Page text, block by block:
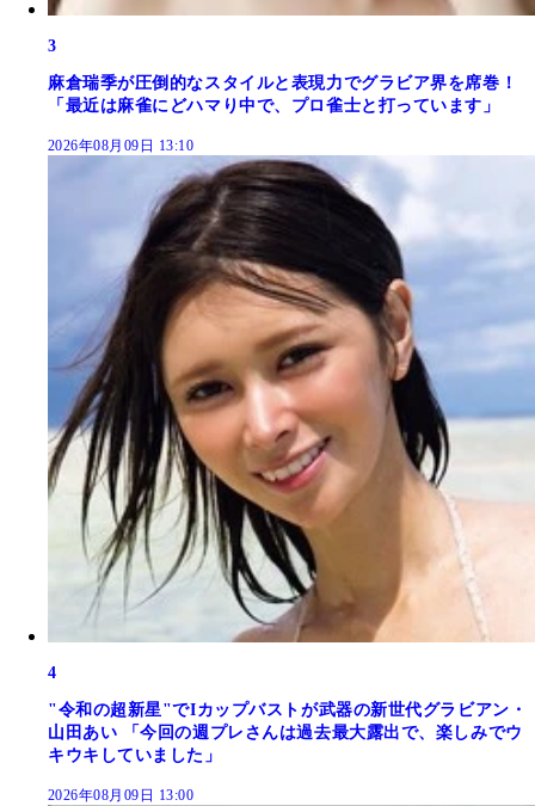
3
麻倉瑞季が圧倒的なスタイルと表現力でグラビア界を席巻！
「最近は麻雀にどハマり中で、プロ雀士と打っています」
2026年08月09日 13:10
4
"令和の超新星"でIカップバストが武器の新世代グラビアン・
山田あい 「今回の週プレさんは過去最大露出で、楽しみでウ
キウキしていました」
2026年08月09日 13:00